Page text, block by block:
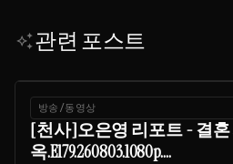
auto_awesome관련 포스트
방송/동영상
[천사]오은영 리포트 - 결혼
옥.E179.260803.1080p....